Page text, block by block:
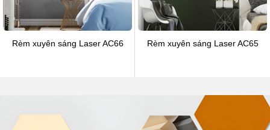
Rèm xuyên sáng Laser AC66 Rèm xuyên sáng Laser AC65